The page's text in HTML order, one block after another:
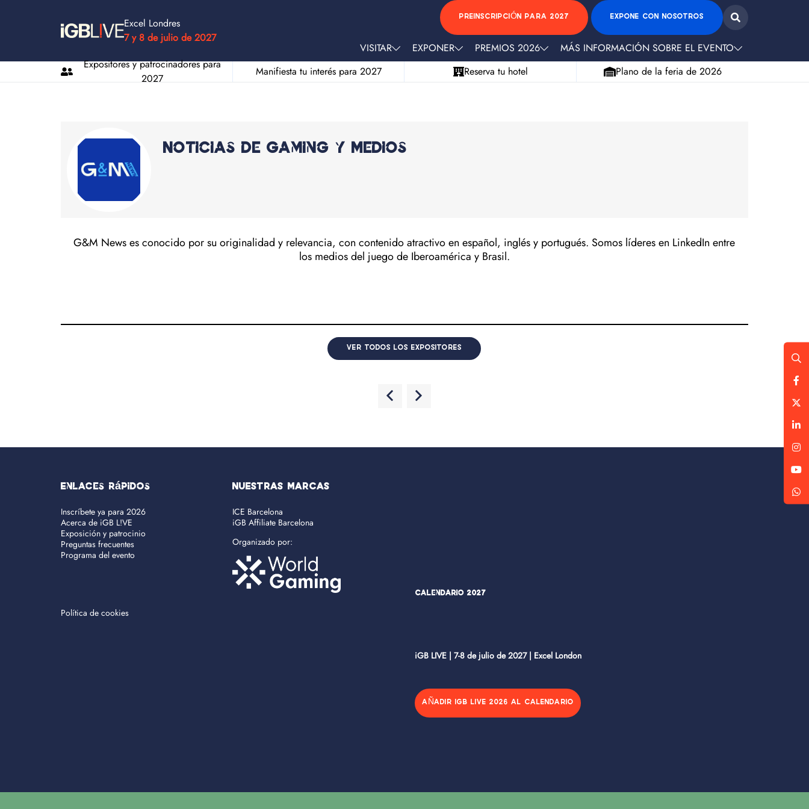
Excel Londres
7 y 8 de julio de 2027
PREINSCRIPCIÓN PARA 2027 EXPONE CON NOSOTROS
VISITAR EXPONER PREMIOS 2026
MÁS INFORMACIÓN SOBRE EL EVENTO
Expositores y patrocinadores para
2027
Manifiesta tu interés para 2027 Reserva tu hotel Plano de la feria de 2026
Noticias de Gaming y Medios
G&M News es conocido por su originalidad y relevancia, con contenido atractivo en español, inglés y portugués. Somos líderes en LinkedIn entre
los medios del juego de Iberoamérica y Brasil.
VER TODOS LOS EXPOSITORES
Enlaces rápidos
Inscríbete ya para 2026
Acerca de iGB L!VE
Exposición y patrocinio
Preguntas frecuentes
Programa del evento
Política de cookies
NUESTRAS MARCAS
ICE Barcelona
iGB Affiliate Barcelona
Organizado por:
Calendario 2027
iGB LIVE | 7-8 de julio de 2027 | Excel London
AÑADIR IGB LIVE 2026 AL CALENDARIO